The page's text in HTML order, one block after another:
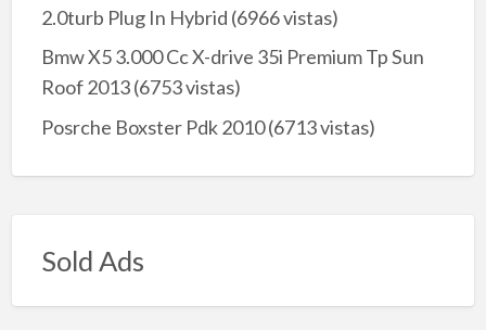
2.0turb Plug In Hybrid (6966 vistas)
Bmw X5 3.000 Cc X-drive 35i Premium Tp Sun
Roof 2013(6753 vistas)
Posrche Boxster Pdk 2010(6713 vistas)
Sold Ads